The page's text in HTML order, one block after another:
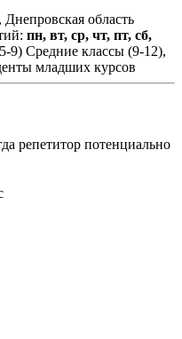
Днепровская область
пн, вт, ср, чт, пт, сб,
9) Средние классы (9-12),
младших курсов
репетитор потенциально